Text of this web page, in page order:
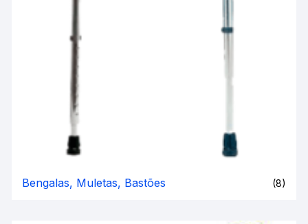
Bengalas, Muletas, Bastões (8)